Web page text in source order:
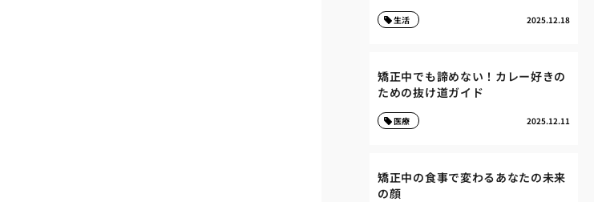
2025.12.18
生活
矯正中でも諦めない！カレー好きの
ための抜け道ガイド
2025.12.11
医療
矯正中の食事で変わるあなたの未来
の顔